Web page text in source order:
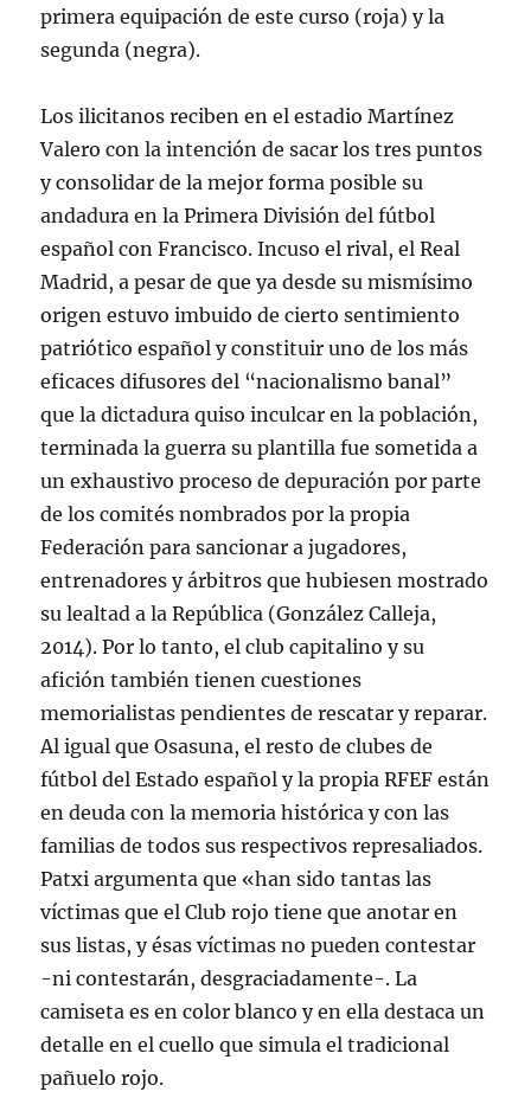
primera equipación de este curso (roja) y la
segunda (negra).
Los ilicitanos reciben en el estadio Martínez
Valero con la intención de sacar los tres puntos
y consolidar de la mejor forma posible su
andadura en la Primera División del fútbol
español con Francisco. Incuso el rival, el Real
Madrid, a pesar de que ya desde su mismísimo
origen estuvo imbuido de cierto sentimiento
patriótico español y constituir uno de los más
eficaces difusores del “nacionalismo banal”
que la dictadura quiso inculcar en la población,
terminada la guerra su plantilla fue sometida a
un exhaustivo proceso de depuración por parte
de los comités nombrados por la propia
Federación para sancionar a jugadores,
entrenadores y árbitros que hubiesen mostrado
su lealtad a la República (González Calleja,
2014). Por lo tanto, el club capitalino y su
afición también tienen cuestiones
memorialistas pendientes de rescatar y reparar.
Al igual que Osasuna, el resto de clubes de
fútbol del Estado español y la propia RFEF están
en deuda con la memoria histórica y con las
familias de todos sus respectivos represaliados.
Patxi argumenta que «han sido tantas las
víctimas que el Club rojo tiene que anotar en
sus listas, y ésas víctimas no pueden contestar
-ni contestarán, desgraciadamente-. La
camiseta es en color blanco y en ella destaca un
detalle en el cuello que simula el tradicional
pañuelo rojo.